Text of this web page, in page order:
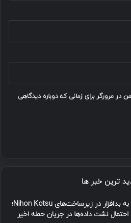
در مرورگر برای زمانی که دوباره دیدگاهی
ترین خبر ها
آلودگی به بدافزار در زیرساخت‌های Nihon Kotsu؛
نشت داده‌ها در جریان حمله اخیر